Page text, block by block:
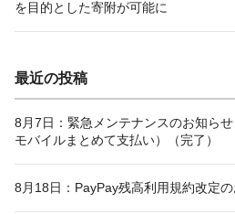
を目的とした寄附が可能に
最近の投稿
8月7日：緊急メンテナンスのお知ら
モバイルまとめて支払い）（完了）
8月18日：PayPay残高利用規約改定